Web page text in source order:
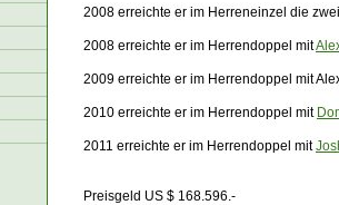
2008 erreichte er im Herreneinzel die
2008 erreichte er im Herrendoppel mit
2009 erreichte er im Herrendoppel mit
2010 erreichte er im Herrendoppel mit
2011 erreichte er im Herrendoppel mit
Preisgeld US $ 168.596.-